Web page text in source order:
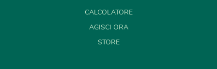
CALCOLATORE
AGISCI ORA
STORE